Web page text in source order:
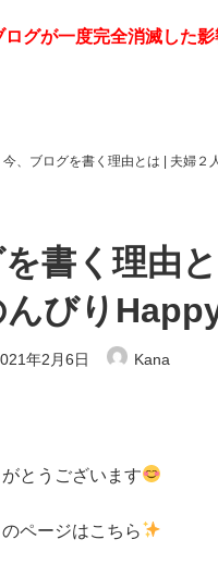
グが一度完全消滅した
今、ブログを書く理由とは | 夫婦
書く理由
んびり
年2月6日 Kana
とうございます
ページはこちら